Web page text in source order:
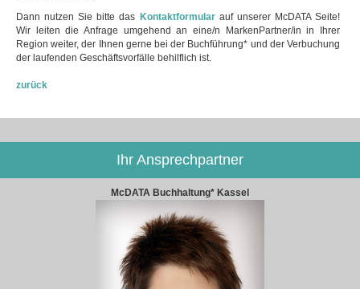
Dann nutzen Sie bitte das Kontaktformularauf unserer McDATA Seite!
Wir leiten die Anfrage umgehend an eine/n MarkenPartner/in in Ihrer
Region weiter, der Ihnen gerne bei der Buchführung* und der Verbuchung
der laufenden Geschäftsvorfälle behilflich ist.
zurück
Ihr Ansprechpartner
McDATA Buchhaltung* Kassel